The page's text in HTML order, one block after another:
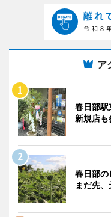
ア
春日部
新規店も
春日部
まだ先